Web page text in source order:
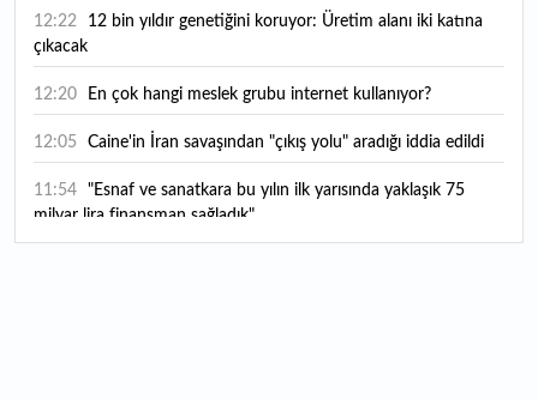
12:22
çıkacak
12:20 En çok hangi meslek grubu internet kullanıyor?
12:05 Caine'in İran savaşından "çıkış yolu" aradığı iddia edildi
11:54
milyar lira finansman sağladık"